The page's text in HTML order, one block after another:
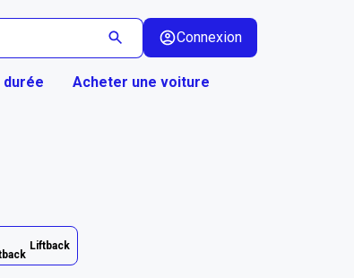
Connexion
durée Acheter une voiture
Liftback